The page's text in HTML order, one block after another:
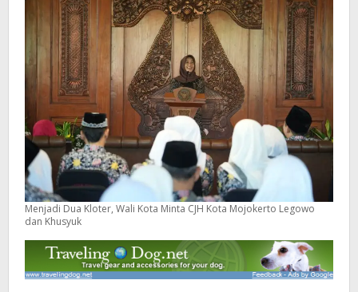
Legowo
dan
Khusyuk
Menjadi Dua Kloter, Wali Kota Minta CJH Kota Mojokerto Legowo
dan Khusyuk